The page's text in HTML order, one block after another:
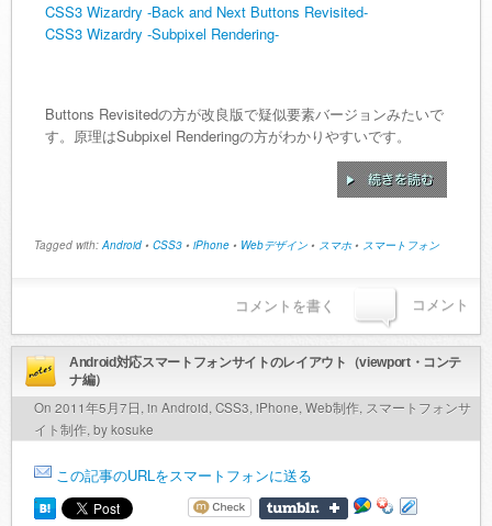
CSS3 Wizardry -Back and Next Buttons Revisited-
CSS3 Wizardry -Subpixel Rendering-
Buttons Revisitedの方が改良版で疑似要素バージョンみたいで
す。原理はSubpixel Renderingの方がわかりやすいです。
Tagged with:Android • CSS3 • iPhone • Webデザイン • スマホ• スマートフォン
コメント
コメントを書く
Android対応スマートフォンサイトのレイアウト（viewport・コンテ
ナ編）
On 2011年5月7日, in Android, CSS3, iPhone, Web制作, スマートフォンサ
イト制作, by kosuke
この記事のURLをスマートフォンに送る